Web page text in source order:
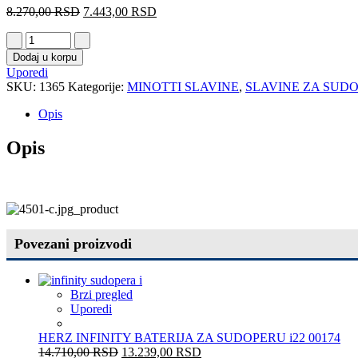
8.270,00RSD 7.443,00 RSD
Dodaj u korpu
Uporedi
SKU: 1365 Kategorije: MINOTTI SLAVINE, SLAVINE ZA
Opis
Opis
Povezani proizvodi
Brzi pregled
Uporedi
HERZ INFINITY BATERIJA ZA SUDOPERU i22 00174
14.710,00RSD 13.239,00 RSD